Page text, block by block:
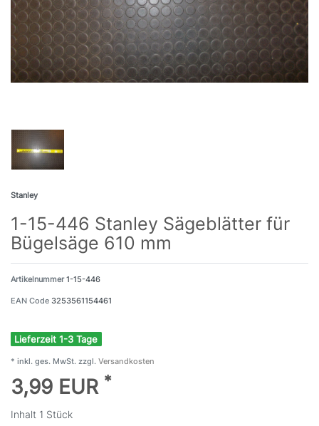
Stanley
1-15-446 Stanley Sägeblätter für
Bügelsäge 610 mm
Artikelnummer1-15-446
EAN Code 3253561154461
Lieferzeit 1-3 Tage
* inkl. ges. MwSt. zzgl. Versandkosten
3,99 EUR *
Inhalt 1 Stück